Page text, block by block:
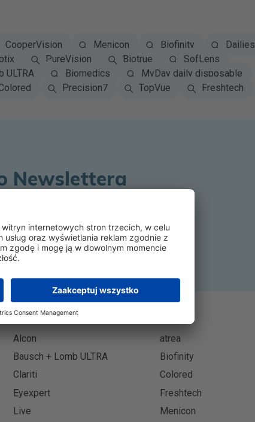
CooperVision Menicon Biofinity
Dailies
PureVision Biotrue
SofLens
ULTRA Biomedics
MyDay daily disposable
Precision7 TopVue Freshtech
Newslettera
Zapisz się
Alcon
atrea
Bausch + Lomb ULTRA
Biofinity
Clariti
Colored
Eyexpert
Freshtech
Live
Menicon